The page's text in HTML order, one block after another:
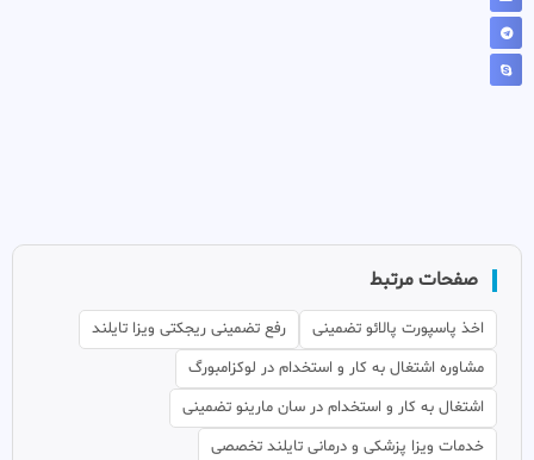
صفحات مرتبط
اخذ پاسپورت پالائو تضمینی
رفع تضمینی ریجکتی ویزا تایلند
مشاوره اشتغال به کار و استخدام در لوکزامبورگ
اشتغال به کار و استخدام در سان مارینو تضمینی
خدمات ویزا پزشکی و درمانی تایلند تخصصی